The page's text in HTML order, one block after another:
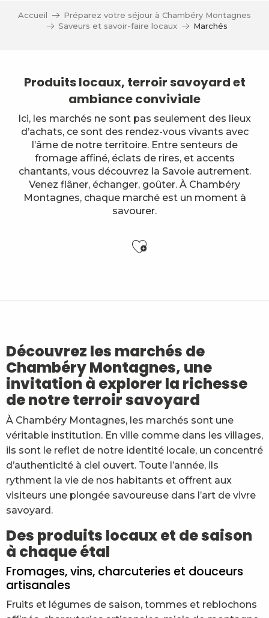
Accueil
Préparez votre séjour à Chambéry Montagnes
Saveurs et savoir-faire locaux
Marchés
Produits locaux, terroir savoyard et
ambiance conviviale
Ici, les marchés ne sont pas seulement des lieux
d’achats, ce sont des rendez-vous vivants avec
l’âme de notre territoire. Entre senteurs de
fromage affiné, éclats de rires, et accents
chantants, vous découvrez la Savoie autrement.
Venez flâner, échanger, goûter. À Chambéry
Montagnes, chaque marché est un moment à
savourer.
Ajouter aux
Le marché des Janon - Le potager des Janon
Marché de La Motte-Servolex
Marché du Centre
Marché Bio de Chambéry
Marché de Cognin
Marché du Biollay
Marché de Leysse
Marché de Barby
Marché de Lescheraines
Découvrez les marchés de
Chambéry Montagnes, une
invitation à explorer la richesse
de notre terroir savoyard
À Chambéry Montagnes, les marchés sont une
véritable institution. En ville comme dans les villages,
ils sont le reflet de notre identité locale, un concentré
d’authenticité à ciel ouvert. Toute l’année, ils
rythment la vie de nos habitants et offrent aux
visiteurs une plongée savoureuse dans l’art de vivre
savoyard.
Des produits locaux et de saison
à chaque étal
Fromages, vins, charcuteries et douceurs
artisanales
Fruits et légumes de saison, tommes et reblochons